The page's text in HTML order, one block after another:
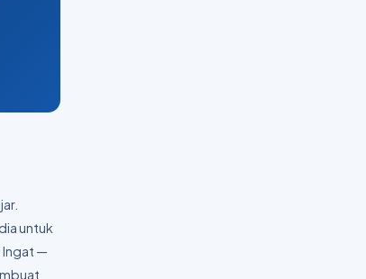
untuk
Ingat —